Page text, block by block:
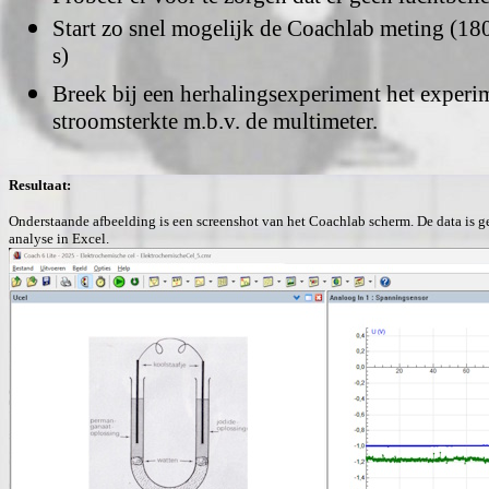
Start zo snel mogelijk de Coachlab meting
s)
Breek bij een herhalingsexperiment het
stroomsterkte m.b.v. de multimeter.
Resultaat:
Onderstaande afbeelding is een screenshot van het Coachlab scherm. De data is
analyse in Excel.